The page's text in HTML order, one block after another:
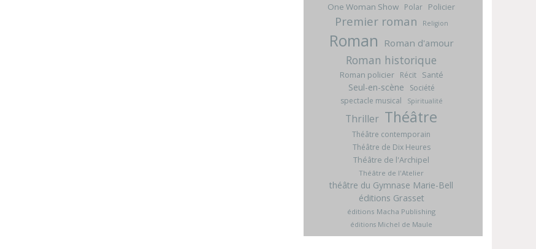
One Woman Show Polar Policier
Premier roman Religion
Roman Roman d'amour
Roman historique
Roman policier Récit Santé
Seul-en-scène
Société
spectacle musical
Spiritualité
Thriller Théâtre
Théâtre contemporain
Théâtre de Dix Heures
Théâtre de l'Archipel
Théâtre de l'Atelier
théâtre du Gymnase Marie-Bell
éditions Grasset
éditions Macha Publishing
éditions Michel de Maule